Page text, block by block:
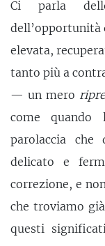
Ci parla
dell’opportunità
elevata,
tanto più a
— un mero
come
parolaccia
delicato e
correzione, e
che troviamo
questi